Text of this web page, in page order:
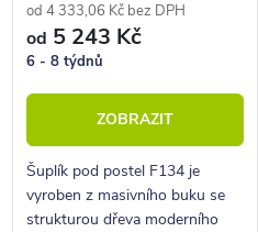
od 4 333,06 Kč bez DPH
od 5 243 Kč
6 - 8 týdnů
ZOBRAZIT
Šuplík pod postel F134 je
vyroben z masivního buku se
strukturou dřeva moderního